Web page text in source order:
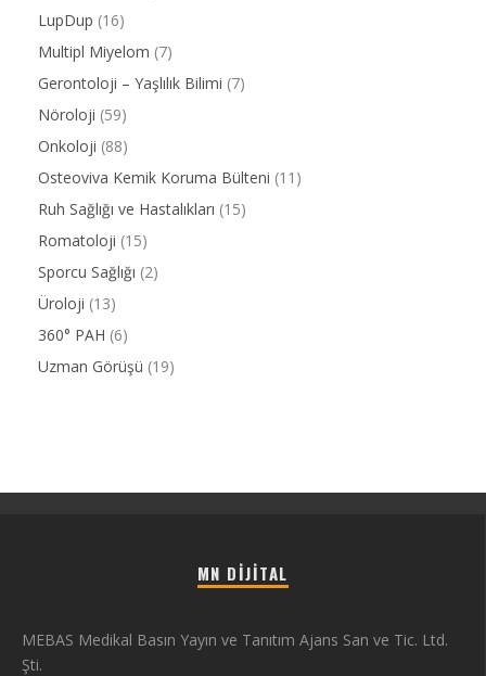
LupDup (16)
Multipl Miyelom (7)
Gerontoloji – Yaşlılık Bilimi (7)
Nöroloji (59)
Onkoloji (88)
Osteoviva Kemik Koruma Bülteni (11)
Ruh Sağlığı ve Hastalıkları (15)
Romatoloji (15)
Sporcu Sağlığı (2)
Üroloji (13)
360° PAH (6)
Uzman Görüşü (19)
MN DIJITAL
MEBAS Medikal Basın Yayın ve Tanıtım Ajans San ve Tic. Ltd.
Şti.